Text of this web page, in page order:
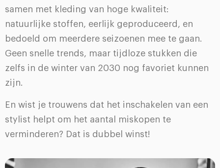
samen met kleding van hoge kwaliteit:
natuurlijke stoffen, eerlijk geproduceerd, en
bedoeld om meerdere seizoenen mee te gaan.
Geen snelle trends, maar tijdloze stukken die
zelfs in de winter van 2030 nog favoriet kunnen
zijn.
En wist je trouwens dat het inschakelen van een
stylist helpt om het aantal miskopen te
verminderen? Dat is dubbel winst!